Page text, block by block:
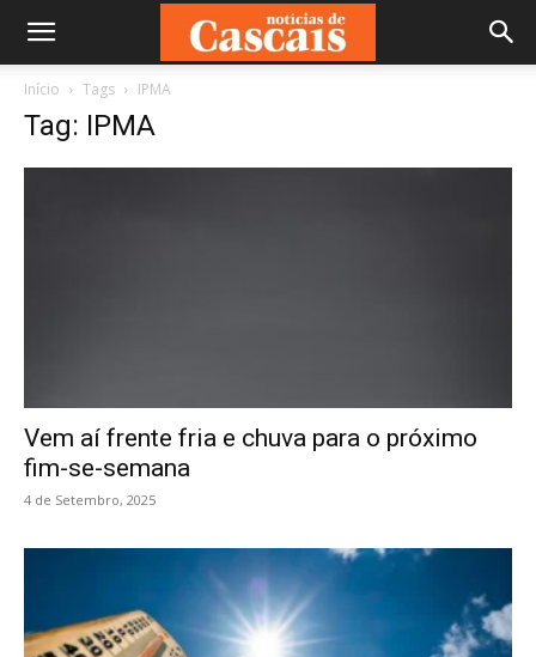
Início Tags IPMA
Tag: IPMA
Vem aí frente fria e chuva para o próximo
fim-se-semana
4 de Setembro, 2025